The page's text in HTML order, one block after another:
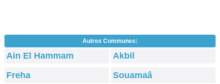
Autres Communes:
Ain El Hammam
Akbil
Freha
Souamaâ